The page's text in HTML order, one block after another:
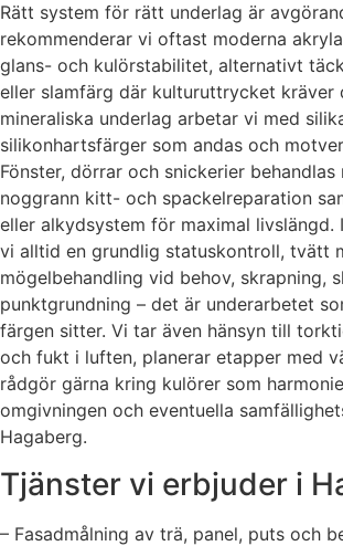
Rätt system för rätt underlag är
rekommenderar vi oftast moderna
glans- och kulörstabilitet, alternativt
eller slamfärg där kulturuttrycket kräver
mineraliska underlag arbetar vi med
silikonhartsfärger som andas och
Fönster, dörrar och snickerier behandlas
noggrann kitt- och spackelreparation
eller alkydsystem för maximal livslängd.
vi alltid en grundlig statuskontroll, tvätt
mögelbehandling vid behov, skrapning,
punktgrundning – det är underarbetet
färgen sitter. Vi tar även hänsyn till
och fukt i luften, planerar etapper med
rådgör gärna kring kulörer som
omgivningen och eventuella
Hagaberg.
Tjänster vi erbjuder i
– Fasadmålning av trä, panel, puts och